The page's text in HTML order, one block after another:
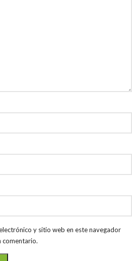
y sitio web en este navegador
comentario.